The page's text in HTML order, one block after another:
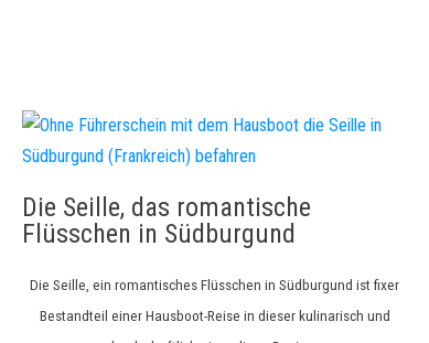
Die Seille, das romantische
Flüsschen in Südburgund
Die Seille, ein romantisches Flüsschen in Südburgund ist fixer
Bestandteil einer Hausboot-Reise in dieser kulinarisch und